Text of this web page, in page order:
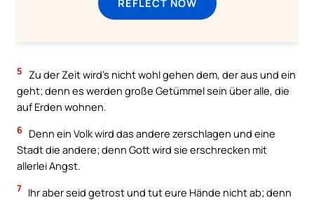
REFLECT NOW
5 Zu der Zeit wird’s nicht wohl gehen dem, der aus und ein
geht; denn es werden große Getümmel sein über alle, die
auf Erden wohnen.
6 Denn ein Volk wird das andere zerschlagen und eine
Stadt die andere; denn Gott wird sie erschrecken mit
allerlei Angst.
7 Ihr aber seid getrost und tut eure Hände nicht ab; denn